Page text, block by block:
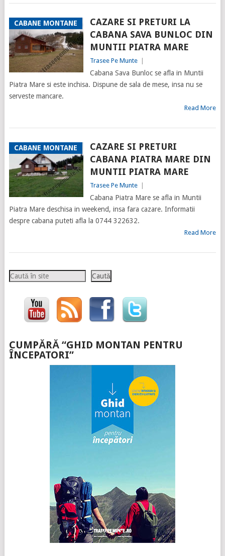
CABANE MONTANE
CAZARE SI PRETURI LA
CABANA SAVA BUNLOC DIN
MUNTII PIATRA MARE
Trasee Pe Munte
Cabana Sava Bunloc se afla in Muntii
Piatra Mare si este inchisa. Dispune de sala de mese, insa nu se
serveste mancare.
Read More
CABANE MONTANE
CAZARE SI PRETURI
CABANA PIATRA MARE DIN
MUNTII PIATRA MARE
Trasee Pe Munte
Cabana Piatra Mare se afla in Muntii
Piatra Mare deschisa in weekend, insa fara cazare. Informatii
despre cabana puteti afla la 0744 322632.
Read More
Caută Caută
CUMPĂRĂ “GHID MONTAN PENTRU
ÎNCEPATORI”